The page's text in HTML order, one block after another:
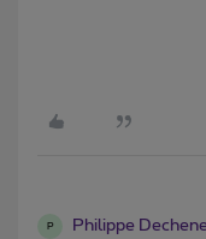
P Philippe